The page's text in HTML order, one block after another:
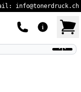
info@tonerdruck.ch